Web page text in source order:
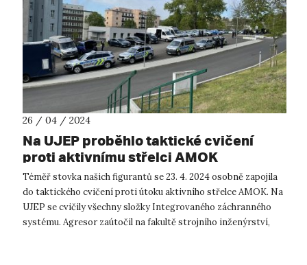
26 / 04 / 2024
Na UJEP proběhlo taktické cvičení
proti aktivnímu střelci AMOK
Téměř stovka našich figurantů se 23. 4. 2024 osobně zapojila
do taktického cvičení proti útoku aktivního střelce AMOK. Na
UJEP se cvičily všechny složky Integrovaného záchranného
systému. Agresor zaútočil na fakultě strojního inženýrství,